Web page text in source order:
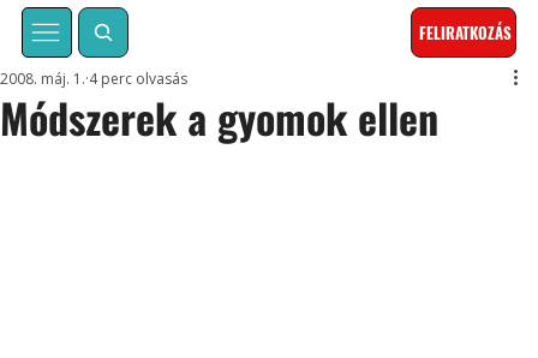
FELIRATKOZÁS
Módszerek a gyomok ellen
2008. máj. 1. 4 perc olvasás